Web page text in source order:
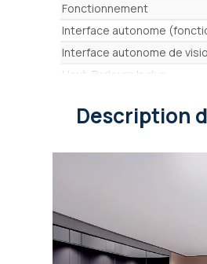
Fonctionnement
Interface autonome
Interface autonome de
Haut-Parleurs Inclus
Portée des micros
Résolution du capteur
Angle de vue (maxi)
Description